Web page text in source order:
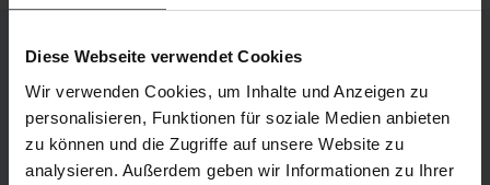
Diese Webseite verwendet Cookies
Wir verwenden Cookies, um Inhalte und Anzeigen zu
personalisieren, Funktionen für soziale Medien anbieten
zu können und die Zugriffe auf unsere Website zu
analysieren. Außerdem geben wir Informationen zu Ihrer
Unternehmensbereiche
Unsere Marken
„Unsere Ideen, die dein Leben leichter machen.“